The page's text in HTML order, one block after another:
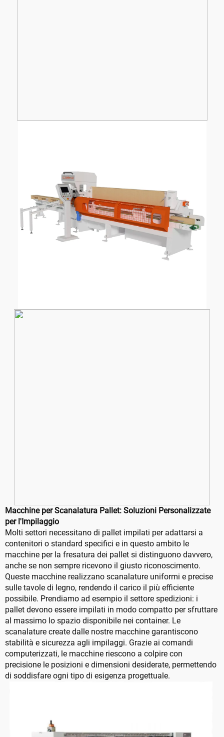
Macchine per Scanalatura Pallet: Soluzioni Personalizzate
per l'Impilaggio
Molti settori necessitano di pallet impilati per adattarsi a
contenitori o standard specifici e in questo ambito le
macchine per la fresatura dei pallet si distinguono davvero,
anche se non sempre ricevono il giusto riconoscimento.
Queste macchine realizzano scanalature uniformi e precise
sulle tavole di legno, rendendo il carico il più efficiente
possibile. Prendiamo ad esempio il settore spedizioni: i
pallet devono essere impilati in modo compatto per sfruttare
al massimo lo spazio disponibile nei container. Le
scanalature create dalle nostre macchine garantiscono
stabilità e sicurezza agli impilaggi. Grazie ai comandi
computerizzati, le macchine riescono a colpire con
precisione le posizioni e dimensioni desiderate, permettendo
di soddisfare ogni tipo di esigenza progettuale.